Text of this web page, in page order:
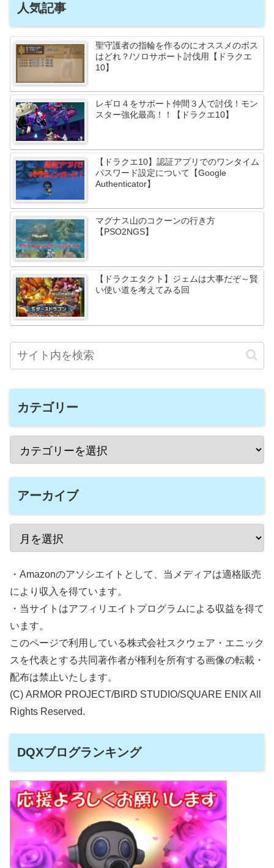
人気記事
聖守護者の指輪を作るのにオススメのボス
はどれ？/ソロサポート討伐用【ドラクエ
10】
レギロ４をサポート仲間３人で討伐！モン
スター強化最高！！【ドラクエ10】
【ドラクエ10】認証アプリでのワンタイム
パスワード設定について【Google
Authenticator】
マグナス山のコクーンの行き方
【PSO2NGS】
【ドラクエタクト】ジェムは大事だぞ～賢
い使い道を考えてみる回
カテゴリー
アーカイブ
・Amazonのアソシエイトとして、当メディアは適格販売
により収入を得ています。
・当サイトはアフィリエイトプログラムによる収益を得て
います。
このページで利用している株式会社スクウェア・エニック
スを代表とする共同著作者が権利を所有する画像の転載・
配布は禁止いたします。
(C) ARMOR PROJECT/BIRD STUDIO/SQUARE ENIX All
Rights Reserved.
DQXブログランキング